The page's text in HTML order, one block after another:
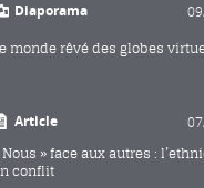
Diaporama
monde rêvé des globes
Article
Nous » face aux autres :
conflit